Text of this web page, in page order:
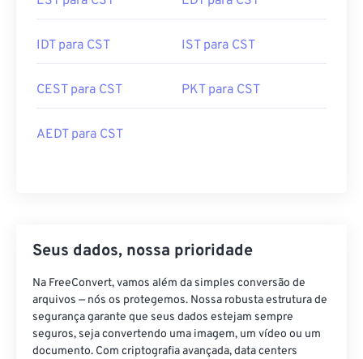
IDT para CST IST para CST
CEST para CST PKT para CST
AEDT para CST
Seus dados, nossa prioridade
Na FreeConvert, vamos além da simples conversão de
arquivos — nós os protegemos. Nossa robusta estrutura de
segurança garante que seus dados estejam sempre
seguros, seja convertendo uma imagem, um vídeo ou um
documento. Com criptografia avançada, data centers